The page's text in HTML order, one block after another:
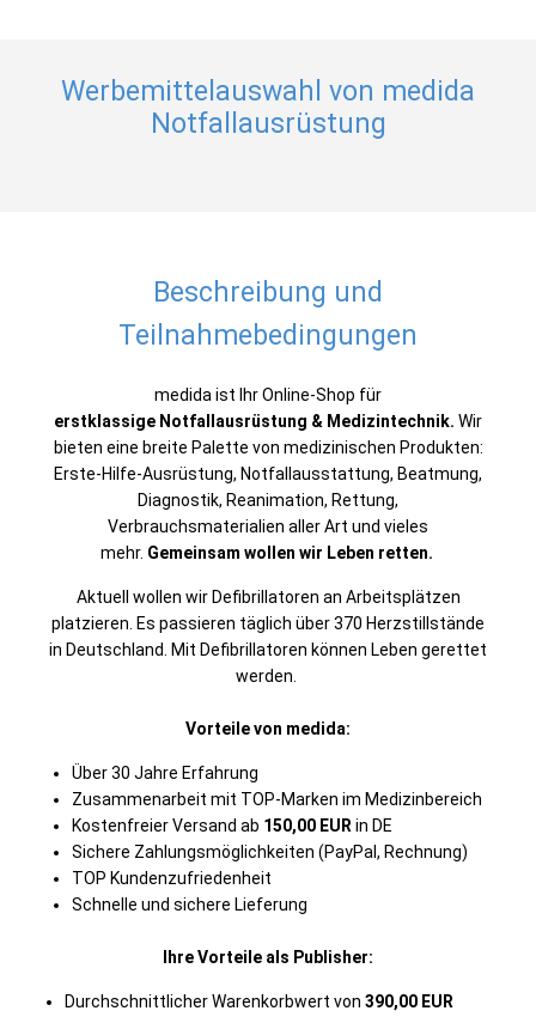
Werbemittelauswahl von medida
Notfallausrüstung
Beschreibung und
Teilnahmebedingungen
medida ist Ihr Online-Shop für
erstklassige Notfallausrüstung & Medizintechnik. Wir
bieten eine breite Palette von medizinischen Produkten:
Erste-Hilfe-Ausrüstung, Notfallausstattung, Beatmung,
Diagnostik, Reanimation, Rettung,
Verbrauchsmaterialien aller Art und vieles
mehr. Gemeinsam wollen wir Leben retten.
Aktuell wollen wir Defibrillatoren an Arbeitsplätzen
platzieren. Es passieren täglich über 370 Herzstillstände
in Deutschland. Mit Defibrillatoren können Leben gerettet
werden.
Vorteile von medida:
Über 30 Jahre Erfahrung
Zusammenarbeit mit TOP-Marken im Medizinbereich
Kostenfreier Versand ab 150,00 EUR in DE
Sichere Zahlungsmöglichkeiten (PayPal, Rechnung)
TOP Kundenzufriedenheit
Schnelle und sichere Lieferung
Ihre Vorteile als Publisher:
Durchschnittlicher Warenkorbwert von 390,00 EUR